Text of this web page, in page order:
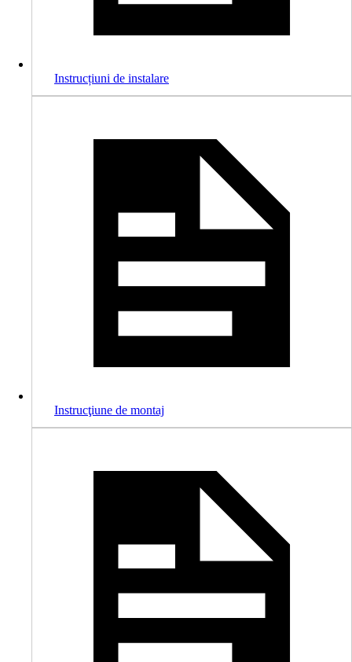
Instrucțiuni de instalare
Instrucţiune de montaj